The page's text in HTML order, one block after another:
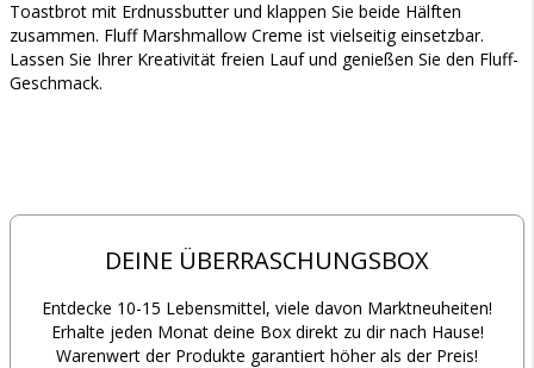
Toastbrot mit Erdnussbutter und klappen Sie beide Hälften
zusammen. Fluff Marshmallow Creme ist vielseitig einsetzbar.
Lassen Sie Ihrer Kreativität freien Lauf und genießen Sie den Fluff-
Geschmack.
DEINE ÜBERRASCHUNGSBOX
Entdecke 10-15 Lebensmittel, viele davon Marktneuheiten!
Erhalte jeden Monat deine Box direkt zu dir nach Hause!
Warenwert der Produkte garantiert höher als der Preis!